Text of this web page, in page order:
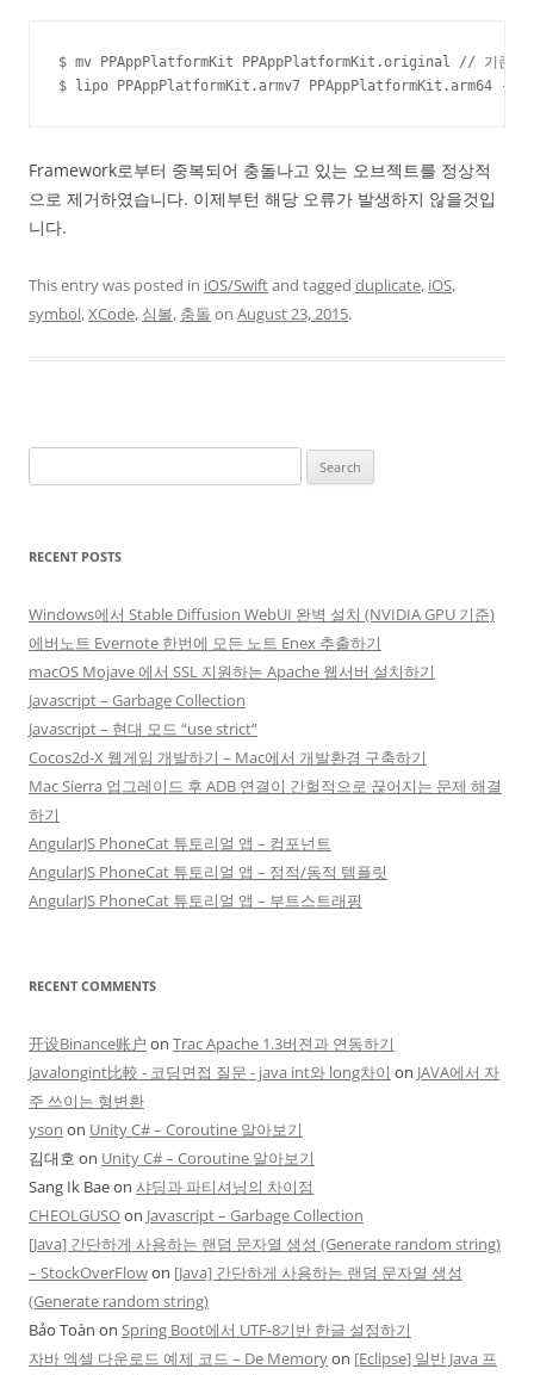
$ mv PPAppPlatformKit PPAppPlatformKit.original // 기존 바
$ lipo PPAppPlatformKit.armv7 PPAppPlatformKit.arm64 -
Framework로부터 중복되어 충돌나고 있는 오브젝트를 정상적
으로 제거하였습니다. 이제부턴 해당 오류가 발생하지 않을것입
니다.
This entry was posted in iOS/Swiftand tagged duplicate, iOS,
symbol,XCode, 심볼, 충돌 on August 23, 2015.
for:
RECENT POSTS
Windows에서 Stable Diffusion WebUI 완벽 설치 (NVIDIA GPU 기준)
에버노트 Evernote 한번에 모든 노트 Enex 추출하기
macOS Mojave 에서 SSL 지원하는 Apache 웹서버 설치하기
Javascript – Garbage Collection
Javascript – 현대 모드 “use strict”
Cocos2d-X 웹게임 개발하기 – Mac에서 개발환경 구축하기
Mac Sierra 업그레이드 후 ADB 연결이 간헐적으로 끊어지는 문제 해결
하기
AngularJS PhoneCat 튜토리얼 앱 – 컴포넌트
AngularJS PhoneCat 튜토리얼 앱 – 정적/동적 템플릿
AngularJS PhoneCat 튜토리얼 앱 – 부트스트래핑
RECENT COMMENTS
开设Binance账户 on Trac Apache 1.3버젼과 연동하기
Javalongint比較 - 코딩면접 질문 - java int와 long차이 on JAVA에서 자
주 쓰이는 형변환
yson on Unity C# – Coroutine 알아보기
김대호 on Unity C# – Coroutine 알아보기
Sang Ik Baeon 샤딩과 파티셔닝의 차이점
CHEOLGUSOon Javascript – Garbage Collection
[Java] 간단하게 사용하는 랜덤 문자열 생성 (Generate random string)
– StockOverFlowon [Java] 간단하게 사용하는 랜덤 문자열 생성
(Generate random string)
Bảo Toàn on Spring Boot에서 UTF-8기반 한글 설정하기
자바 엑셀 다운로드 예제 코드 – De Memoryon [Eclipse] 일반 Java 프